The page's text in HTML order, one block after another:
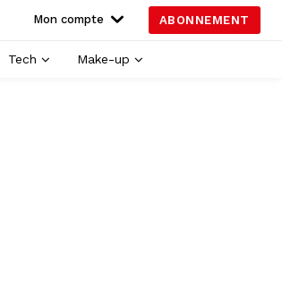
Mon compte ABONNEMENT
Tech Make-up